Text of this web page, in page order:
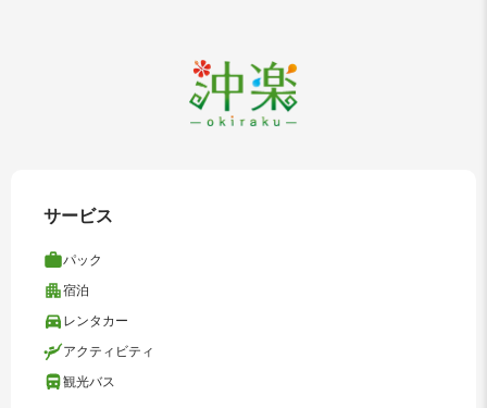
サービス
パック
宿泊
レンタカー
アクティビティ
観光バス